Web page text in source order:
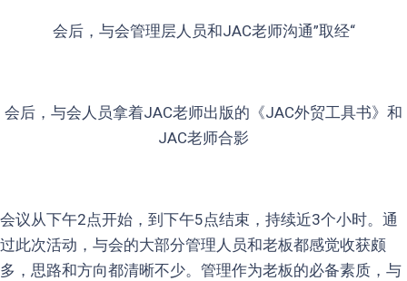
会后，与会管理层人员和JAC老师沟通”取经“
会后，与会人员拿着JAC老师出版的《JAC外贸工具书》和
JAC老师合影
会议从下午2点开始，到下午5点结束，持续近3个小时。通
过此次活动，与会的大部分管理人员和老板都感觉收获颇
多，思路和方向都清晰不少。管理作为老板的必备素质，与